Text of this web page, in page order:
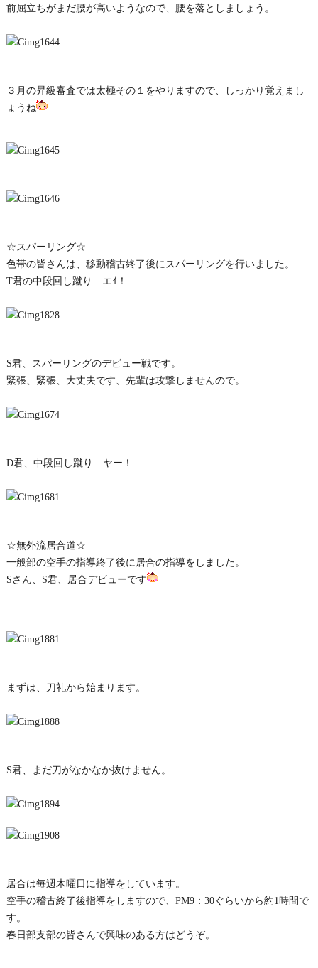
前屈立ちがまだ腰が高いようなので、腰を落としましょう。
３月の昇級審査では太極その１をやりますので、しっかり覚えまし
ょうね
☆スパーリング☆
色帯の皆さんは、移動稽古終了後にスパーリングを行いました。
T君の中段回し蹴り エｲ！
S君、スパーリングのデビュー戦です。
緊張、緊張、大丈夫です、先輩は攻撃しませんので。
D君、中段回し蹴り ヤー！
☆無外流居合道☆
一般部の空手の指導終了後に居合の指導をしました。
Sさん、S君、居合デビューです
まずは、刀礼から始まります。
S君、まだ刀がなかなか抜けません。
居合は毎週木曜日に指導をしています。
空手の稽古終了後指導をしますので、PM9：30ぐらいから約1時間で
す。
春日部支部の皆さんで興味のある方はどうぞ。